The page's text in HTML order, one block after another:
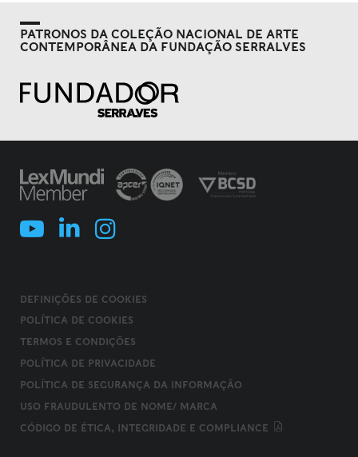
PATRONOS DA COLEÇÃO NACIONAL DE ARTE
CONTEMPORÂNEA DA FUNDAÇÃO SERRALVES
DEFINIÇÕES DE COOKIES
POLÍTICA DE COOKIES
TERMOS E CONDIÇÕES
POLÍTICA DE PRIVACIDADE
POLÍTICA DE SEGURANÇA DA INFORMAÇÃO
USO FRAUDULENTO DE NOME/ MARCA
CÓDIGO DE ÉTICA, INTEGRIDADE E COMPLIANCE